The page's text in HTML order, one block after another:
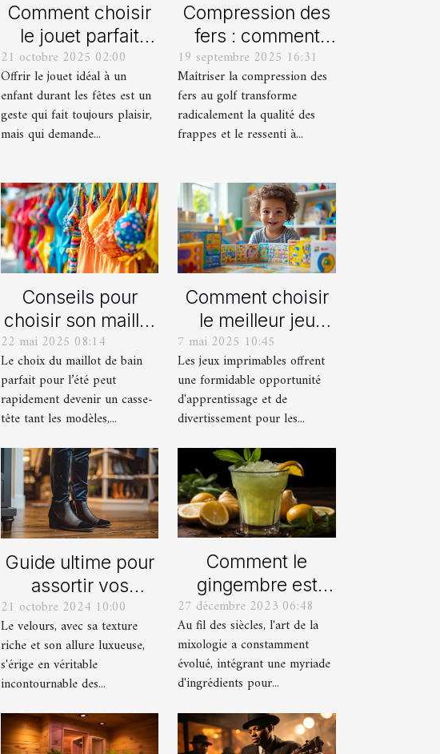
Comment choisir
le jouet parfait
pour chaque âge
durant les fêtes ?
21 octobre 2025 02:00
Offrir le jouet idéal à un
enfant durant les fêtes est un
geste qui fait toujours plaisir,
mais qui demande...
Compression des
fers : comment
obtenir des
frappes plus
solides ?
19 septembre 2025 16:31
Maîtriser la compression des
fers au golf transforme
radicalement la qualité des
frappes et le ressenti à...
Conseils pour
choisir son maillot
de bain idéal pour
l'été
22 mai 2025 08:14
Le choix du maillot de bain
parfait pour l’été peut
rapidement devenir un casse-
tête tant les modèles,...
Comment choisir
le meilleur jeu
imprimable pour
votre enfant
7 mai 2025 10:45
Les jeux imprimables offrent
une formidable opportunité
d'apprentissage et de
divertissement pour les...
Guide ultime pour
assortir vos
chaussures avec
des pantalons en
velours
21 octobre 2024 10:00
Le velours, avec sa texture
riche et son allure luxueuse,
s'érige en véritable
incontournable des...
Comment le
gingembre est
devenu un
ingrédient clé
dans la mixologie
moderne
27 décembre 2023 06:48
Au fil des siècles, l'art de la
mixologie a constamment
évolué, intégrant une myriade
d'ingrédients pour...